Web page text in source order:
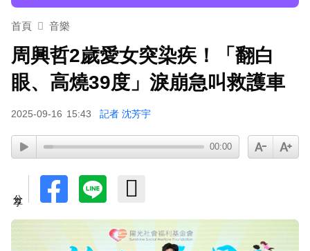
埃及知名女星涉販毒！ 遭「判死刑」震撼社會
首頁 音樂
周興哲2歲愛女突染疾！「翻白
眼、高燒39度」淚崩急叫救護車
2025-09-16 15:43 記者 沈芳宇
00:00